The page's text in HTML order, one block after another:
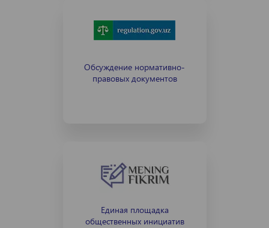
Обсуждение нормативно-
правовых документов
Единая площадка
общественных инициатив